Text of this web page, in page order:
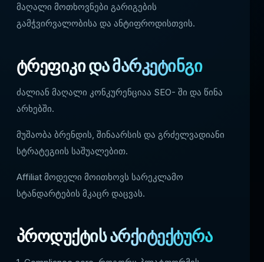
მაღალი მოთხოვნები გარიგების
გამჭვირვალობისა და ანტიფროდისთვის.
ტრეფიკი და მარკეტინგი
ძალიან მაღალი კონკურენციაა SEO- ში და წინა
არხებში.
მუშაობა ბრენდის, შინაარსის და გრძელვადიანი
სტრატეგიის საშუალებით.
Affiliat მოდელი მოითხოვს სარეკლამო
სტანდარტების მკაცრ დაცვას.
პროდუქტის არქიტექტურა